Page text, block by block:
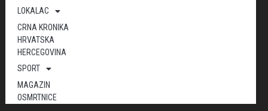
LOKALAC
CRNA KRONIKA
HRVATSKA
HERCEGOVINA
SPORT
MAGAZIN
OSMRTNICE